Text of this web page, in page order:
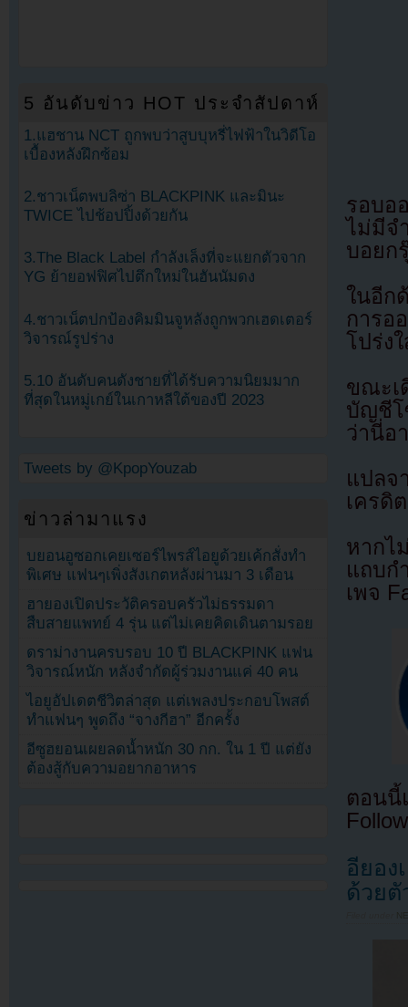
รอบอ
ไม่มีจ
บอยก
ในอีก
การ
โปร่ง
ขณะเ
บัญชีโ
ว่านี่อ
แปล
เครดิ
หากไ
แถบก
เพจ
ตอนนี้
อียอง
ด้วยตั
5 อันดับข่าว HOT ประจำสัปดาห์
1.แฮชาน NCT ถูกพบว่าสูบบุหรี่ไฟฟ้าในวิดีโอ
เบื้องหลังฝึกซ้อม
2.ชาวเน็ตพบลิซ่า BLACKPINK และมินะ
TWICE ไปช้อปปิ้งด้วยกัน
3.The Black Label กำลังเล็งที่จะแยกตัวจาก
YG ย้ายอฟฟิศไปตึกใหม่ในฮันนัมดง
4.ชาวเน็ตปกป้องคิมมินจูหลังถูกพวกเฮดเตอร์
วิจารณ์รูปร่าง
5.10 อันดับคนดังชายที่ได้รับความนิยมมาก
ที่สุดในหมู่เกย์ในเกาหลีใต้ของปี 2023
Tweets by @KpopYouzab
ข่าวล่ามาแรง
บยอนอูซอกเคยเซอร์ไพรส์ไอยูด้วยเค้กสั่งทำ
พิเศษ แฟนๆเพิ่งสังเกตหลังผ่านมา 3 เดือน
ฮายองเปิดประวัติครอบครัวไม่ธรรมดา
สืบสายแพทย์ 4 รุ่น แต่ไม่เคยคิดเดินตามรอย
ดราม่างานครบรอบ 10 ปี BLACKPINK แฟน
วิจารณ์หนัก หลังจำกัดผู้ร่วมงานแค่ 40 คน
ไอยูอัปเดตชีวิตล่าสุด แต่เพลงประกอบโพสต์
ทำแฟนๆ พูดถึง “จางกีฮา” อีกครั้ง
อีซูฮยอนเผยลดน้ำหนัก 30 กก. ใน 1 ปี แต่ยัง
ต้องสู้กับความอยากอาหาร